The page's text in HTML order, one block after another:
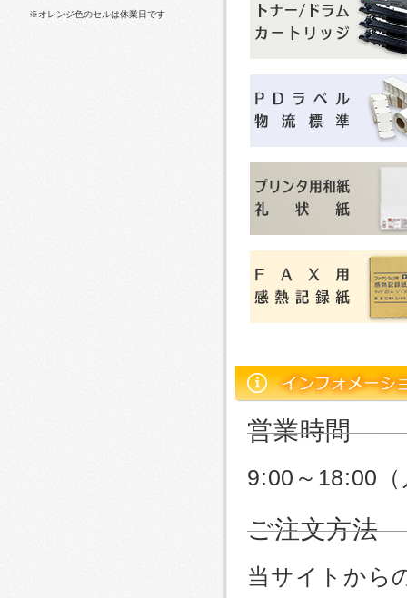
※オレンジ色のセルは休業日です
営業時間
9:00～18:00
ご注文方法
当サイトから